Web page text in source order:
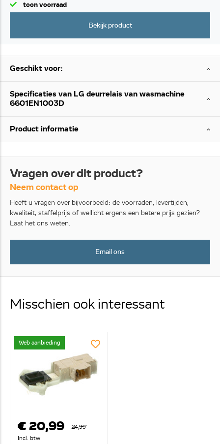
toon voorraad
Bekijk product
Geschikt voor:
Specificaties van LG deurrelais van wasmachine
6601EN1003D
Product informatie
Vragen over dit product?
Neem contact op
Heeft u vragen over bijvoorbeeld: de voorraden, levertijden,
kwaliteit, staffelprijs of wellicht ergens een betere prijs gezien?
Laat het ons weten.
Email ons
Misschien ook interessant
Web aanbieding
€ 20,99
24,99
Incl. btw